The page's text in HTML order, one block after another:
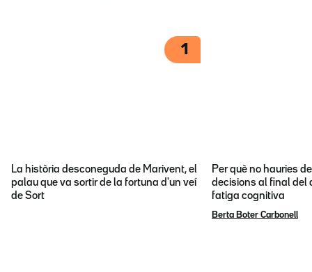
1
La història desconeguda de Marivent, el
palau que va sortir de la fortuna d'un veí
de Sort
Per què no hauries
decisions al final del
fatiga cognitiva
Berta Boter Carbonell